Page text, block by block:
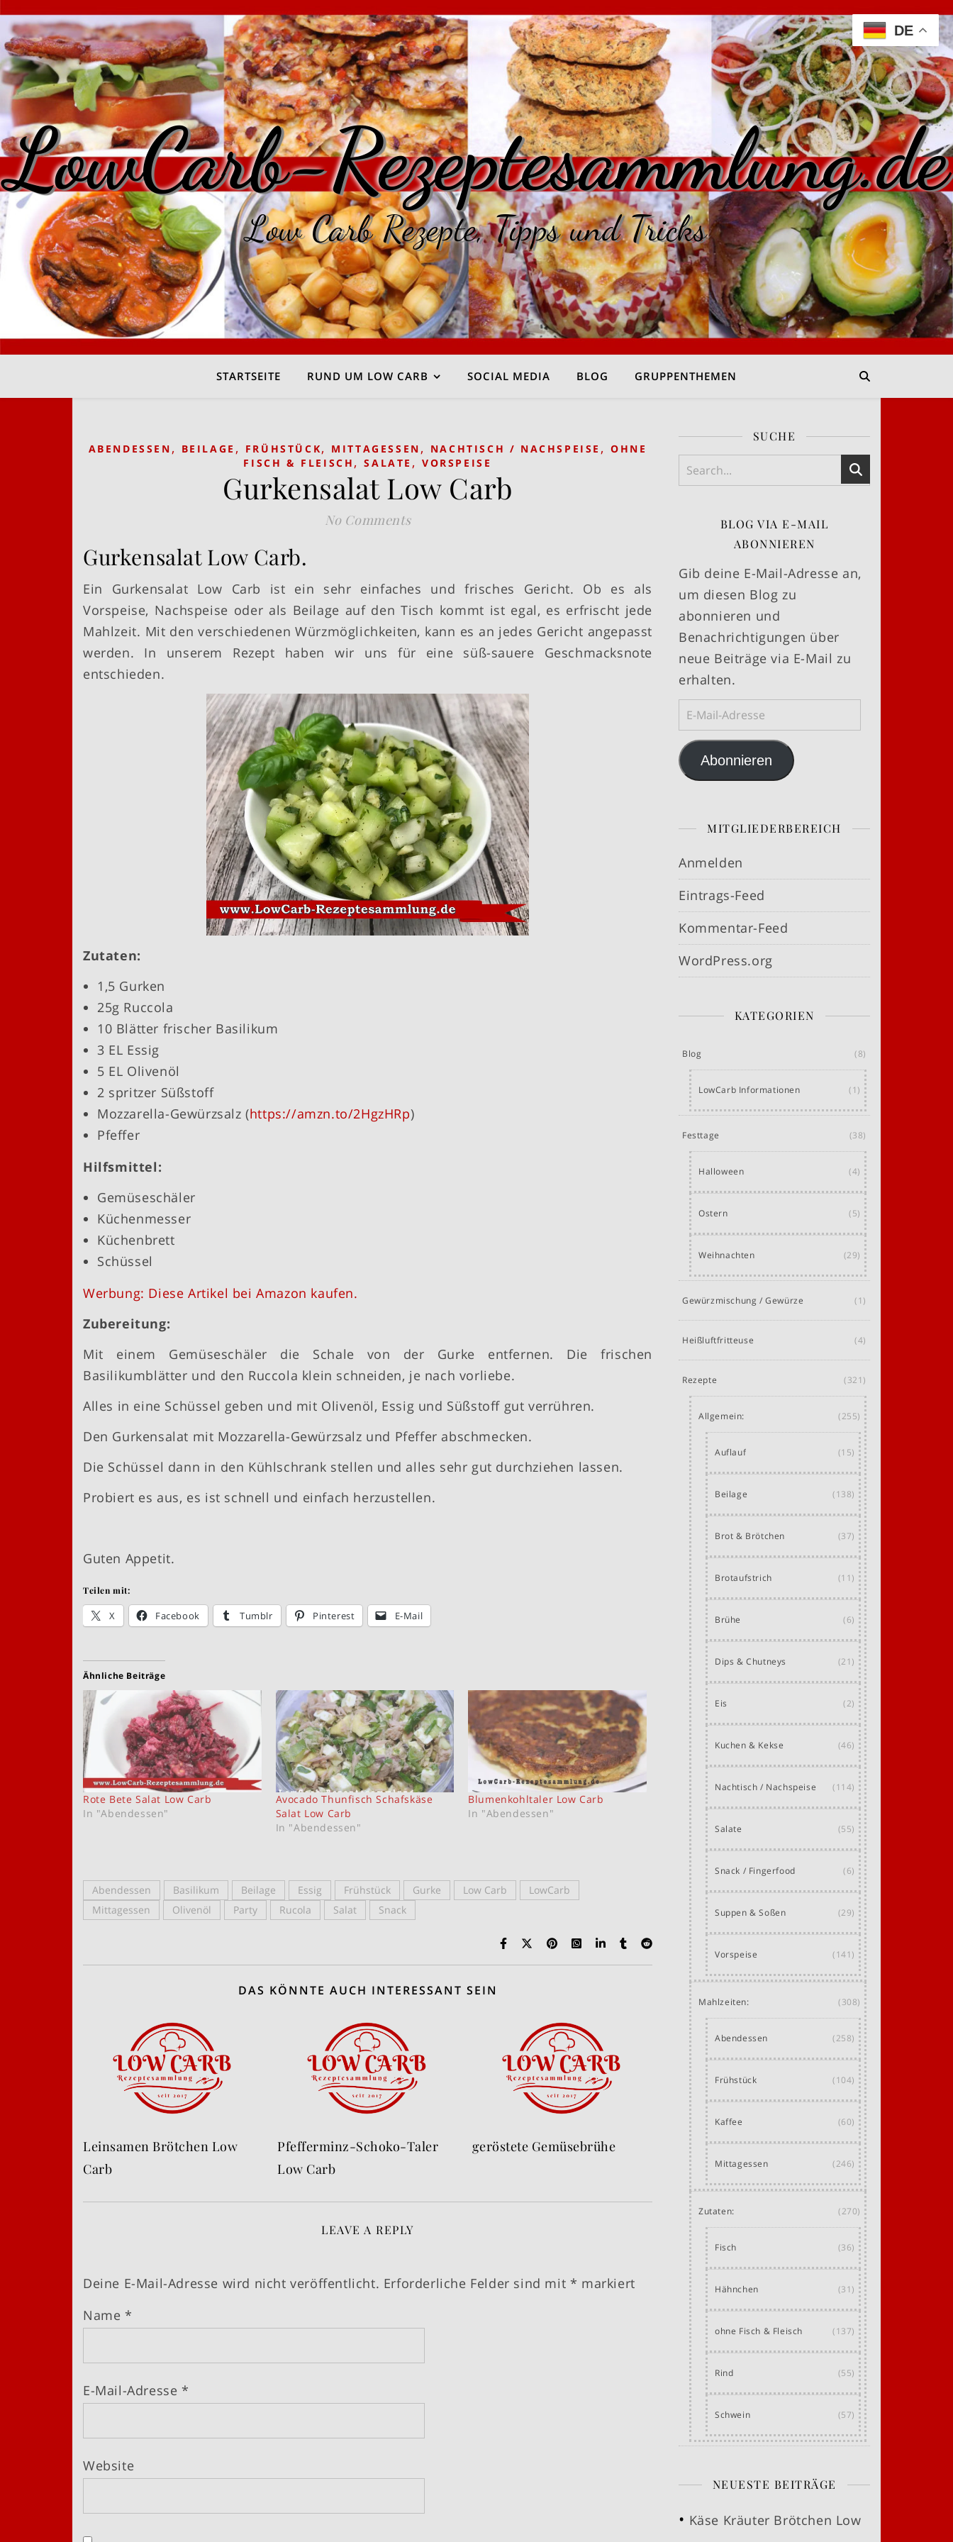
LowCarb-Rezeptesammlung.de
Low Carb Rezepte, Tipps und Tricks
STARTSEITE RUND UM LOW CARB SOCIAL MEDIA BLOG GRUPPENTHEMEN
ABENDESSEN , BEILAGE , FRÜHSTÜCK, MITTAGESSEN , NACHTISCH / NACHSPEISE , OHNE
FISCH & FLEISCH ,SALATE ,VORSPEISE
Gurkensalat Low Carb
No Comments
Gurkensalat Low Carb.
Ein Gurkensalat Low Carb ist ein sehr einfaches und frisches Gericht. Ob es als
Vorspeise, Nachspeise oder als Beilage auf den Tisch kommt ist egal, es erfrischt jede
Mahlzeit. Mit den verschiedenen Würzmöglichkeiten, kann es an jedes Gericht angepasst
werden. In unserem Rezept haben wir uns für eine süß-sauere Geschmacksnote
entschieden.
Zutaten:
1,5 Gurken
25g Ruccola
10 Blätter frischer Basilikum
3 EL Essig
5 EL Olivenöl
2 spritzer Süßstoff
Mozzarella-Gewürzsalz (https://amzn.to/2HgzHRp)
Pfeffer
Hilfsmittel:
Gemüseschäler
Küchenmesser
Küchenbrett
Schüssel
Werbung: Diese Artikel bei Amazon kaufen.
Zubereitung:
Mit einem Gemüseschäler die Schale von der Gurke entfernen. Die frischen
Basilikumblätter und den Ruccola klein schneiden, je nach vorliebe.
Alles in eine Schüssel geben und mit Olivenöl, Essig und Süßstoff gut verrühren.
Den Gurkensalat mit Mozzarella-Gewürzsalz und Pfeffer abschmecken.
Die Schüssel dann in den Kühlschrank stellen und alles sehr gut durchziehen lassen.
Probiert es aus, es ist schnell und einfach herzustellen.
Guten Appetit.
Teilen mit:
X Facebook Tumblr Pinterest E-Mail
Ähnliche Beiträge
Rote Bete Salat Low Carb
In "Abendessen"
Avocado Thunfisch Schafskäse
Salat Low Carb
In "Abendessen"
Blumenkohltaler Low Carb
In "Abendessen"
Abendessen Basilikum Beilage Essig Frühstück Gurke Low Carb
LowCarb
Mittagessen
Olivenöl Party Rucola Salat Snack
DAS KÖNNTE AUCH INTERESSANT SEIN
Leinsamen Brötchen Low
Carb
Pfefferminz-Schoko-Taler
Low Carb
geröstete Gemüsebrühe
LEAVE A REPLY
Deine E-Mail-Adresse wird nicht veröffentlicht. Erforderliche Felder sind mit * markiert
Name *
E-Mail-Adresse *
Website
SUCHE
BLOG VIA E-MAIL
ABONNIEREN
Gib deine E-Mail-Adresse an,
um diesen Blog zu
abonnieren und
Benachrichtigungen über
neue Beiträge via E-Mail zu
erhalten.
E-Mail-Adresse
Abonnieren
MITGLIEDERBEREICH
Anmelden
Eintrags-Feed
Kommentar-Feed
WordPress.org
KATEGORIEN
Blog (8)
LowCarb Informationen (1)
Festtage (38)
Halloween (4)
Ostern (5)
Weihnachten (29)
Gewürzmischung / Gewürze (1)
Heißluftfritteuse (4)
Rezepte (321)
Allgemein: (255)
Auflauf (15)
Beilage (138)
Brot & Brötchen (37)
Brotaufstrich (11)
Brühe (6)
Dips & Chutneys (21)
Eis (2)
Kuchen & Kekse (46)
Nachtisch / Nachspeise (114)
Salate (55)
Snack / Fingerfood (6)
Suppen & Soßen (29)
Vorspeise (141)
Mahlzeiten: (308)
Abendessen (258)
Frühstück (104)
Kaffee (60)
Mittagessen (246)
Zutaten: (270)
Fisch (36)
Hähnchen (31)
ohne Fisch & Fleisch (137)
Rind (55)
Schwein (57)
NEUESTE BEITRÄGE
Käse Kräuter Brötchen Low
DE